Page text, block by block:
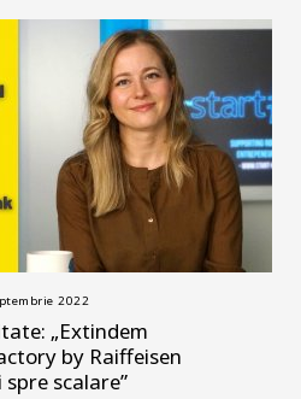
2022
„Extindem
by Raiffeisen
spre scalare”